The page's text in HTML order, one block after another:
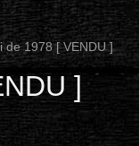
de 1978 [ VENDU ]
]